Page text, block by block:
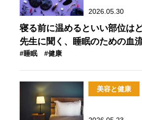
2026.05.30
寝る前に温めるといい部位は
先生に聞く、睡眠のための血
#睡眠 #健康
美容と健康